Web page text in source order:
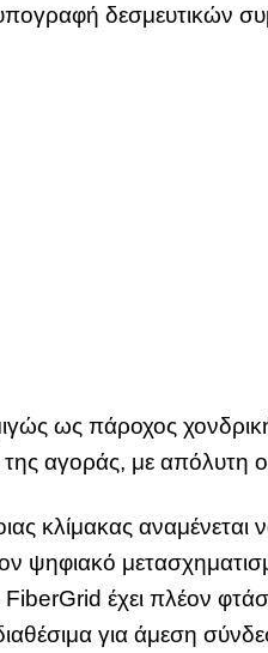
δεσμευτικών
ως πάροχος
αγοράς, με απόλυτη
κλίμακας
ψηφιακό
έχει πλέον
για άμεση